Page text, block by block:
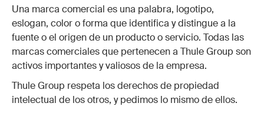
Una marca comercial es una palabra, logotipo,
eslogan, color o forma que identifica y distingue a la
fuente o el origen de un producto o servicio. Todas las
marcas comerciales que pertenecen a Thule Group son
activos importantes y valiosos de la empresa.
Thule Group respeta los derechos de propiedad
intelectual de los otros, y pedimos lo mismo de ellos.